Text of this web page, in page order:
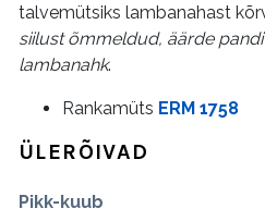
talvemütsiks lambanahast
siilust õmmeldud, äärde
lambanahk.
Rankamüts ERM 1758
ÜLERÕIVAD
Pikk-kuub